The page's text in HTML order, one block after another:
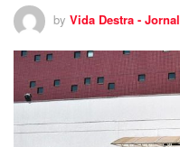
by Vida Destra -